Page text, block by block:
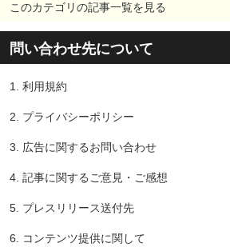
このカテゴリの記事一覧を見る
問い合わせ先について
1. 利用規約
2. プライバシーポリシー
3. 広告に関するお問い合わせ
4. 記事に関するご意見・ご感想
5. プレスリリース送付先
6. コンテンツ提供に関して